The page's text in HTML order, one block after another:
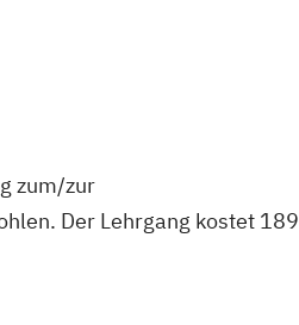
zum/zur
Der Lehrgang kostet 189